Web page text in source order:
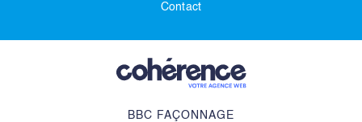
Contact
BBC FAÇONNAGE